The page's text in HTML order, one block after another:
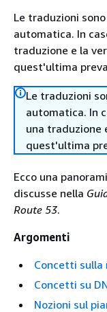
Le traduzioni
automatica. In
traduzione e la
quest'ultima
Le traduzioni
automatica. In
una traduzione
quest'ultima
Ecco una
discusse nella
Route 53.
Argomenti
Concetti
Concetti su
Nozioni sul